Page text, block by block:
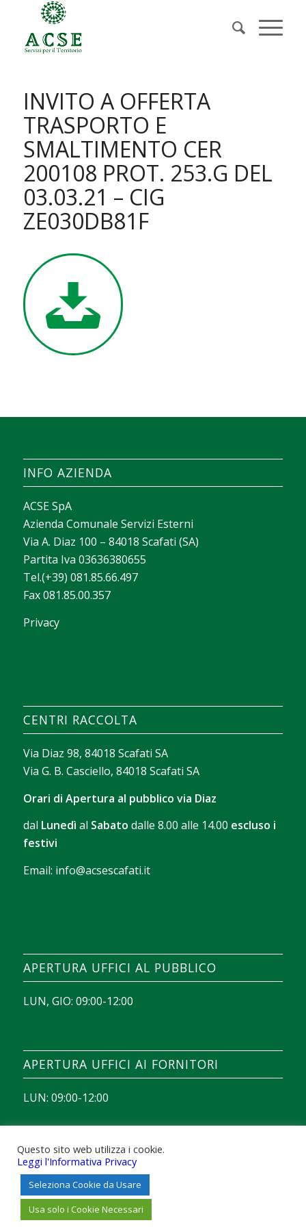
INVITO A OFFERTA
TRASPORTO E
SMALTIMENTO CER
200108 PROT. 253.G DEL
03.03.21 – CIG
ZE030DB81F
INFO AZIENDA
ACSE SpA
Azienda Comunale Servizi Esterni
Via A. Diaz 100 – 84018 Scafati (SA)
Partita Iva 03636380655
Tel.(+39) 081.85.66.497
Fax 081.85.00.357
Privacy
construire un texte court sur les filtres de
recherche, le tri des jeux et les outils qui facilitent
l’exploration sans perdre de temps.
CENTRI RACCOLTA
Via Diaz 98, 84018 Scafati SA
Via G. B. Casciello, 84018 Scafati SA
Orari di Apertura al pubblico via Diaz
dal Lunedì al Sabato dalle 8.00 alle 14.00 escluso i
festivi
Email: info@acsescafati.it
comment se déroule chaque manche avant
d’envisager une session avec de vraies mises.
APERTURA UFFICI AL PUBBLICO
LUN, GIO: 09:00-12:00
APERTURA UFFICI AI FORNITORI
LUN: 09:00-12:00
© Copyright - Acse S.p.A. - Azienda Comunale Servizi Esterni Scafati -
Powered by ITSYSTEM
Questo sito web utilizza i cookie.
Leggi l'Informativa Privacy
Seleziona Cookie da Usare
Usa solo i Cookie Necessari